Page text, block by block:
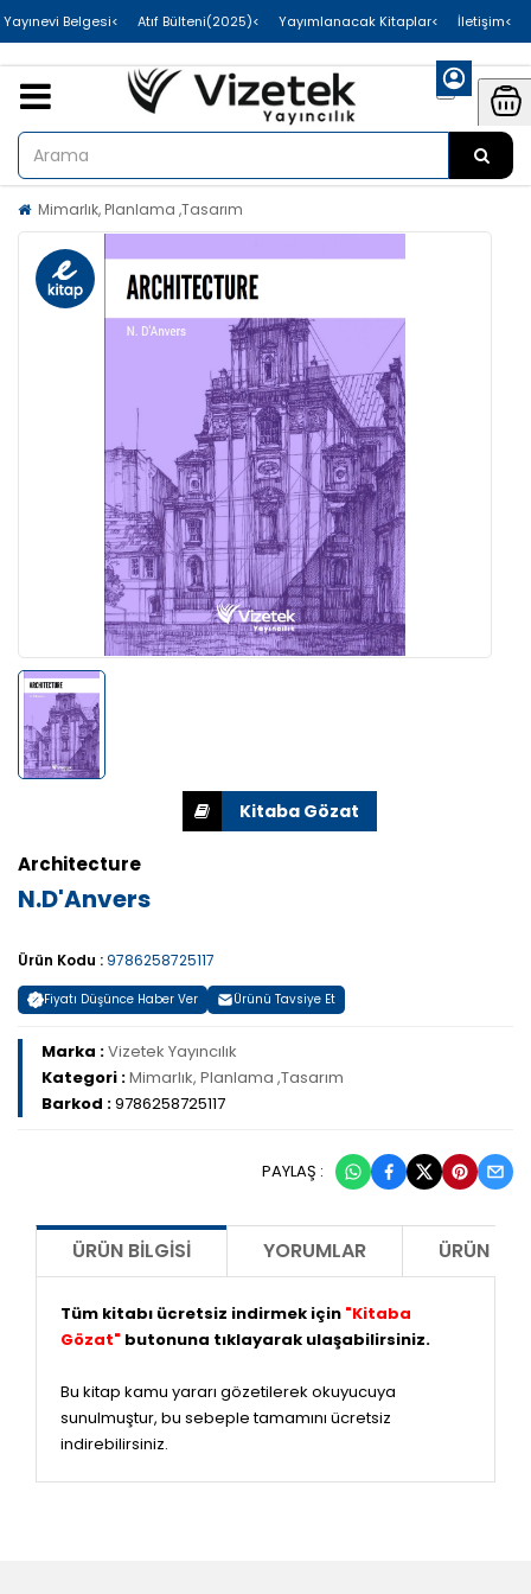
>İletişim
>Yayımlanacak Kitaplar
>Atıf Bülteni(2025)
>Uluslararası Yayınevi Belgesi
Mimarlık, Planlama ,Tasarım
Architecture
N.D'Anvers
Ürün Kodu : 9786258725117
Fiyatı Düşünce Haber Ver Ürünü Tavsiye Et
Marka :Vizetek Yayıncılık
Kategori :Mimarlık, Planlama ,Tasarım
Barkod :9786258725117
PAYLAŞ :
ÜRÜN BILGISI YORUMLAR ÜRÜN
Tüm kitabı ücretsiz indirmek için "Kitaba
Gözat" butonuna tıklayarak ulaşabilirsiniz.
Bu kitap kamu yararı gözetilerek okuyucuya
sunulmuştur, bu sebeple tamamını ücretsiz
indirebilirsiniz.